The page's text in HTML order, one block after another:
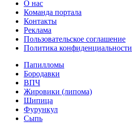
О нас
Команда портала
Контакты
Реклама
Пользовательское соглашение
Политика конфиденциальности
Папилломы
Бородавки
ВПЧ
Жировики (липома)
Шипица
Фурункул
Сыпь